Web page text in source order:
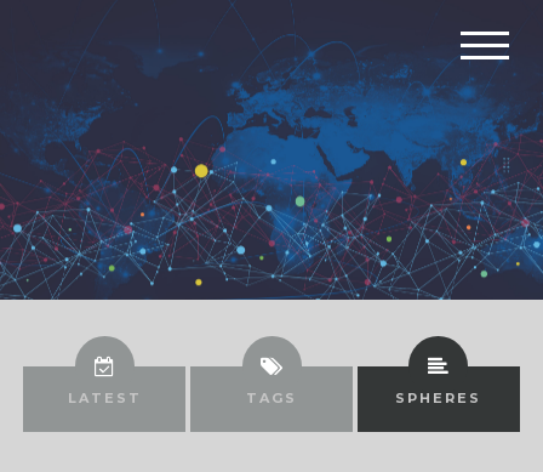
LATEST TAGS SPHERES